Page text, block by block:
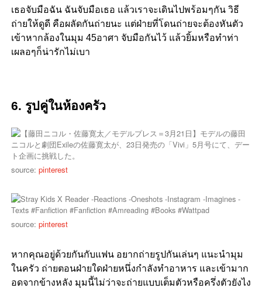
เธอจับมือฉัน ฉันจับมือเธอ แล้วเราจะเดินไปพร้อมๆกัน วิธี
ถ่ายให้ดูดี คือผลัดกันถ่ายนะ แต่ฝ่ายที่โดนถ่ายจะต้องหันตัว
เข้าหากล้องในมุม 45อาศา จับมือกันไว้ แล้วยิ้มหรือทำท่า
เผลอๆก็น่ารักไม่เบา
6. รูปคู่ในห้องครัว
source: pinterest
source: pinterest
หากคุณอยู่ด้วยกันกับแฟน อยากถ่ายรูปกันเล่นๆ แนะนำมุม
ในครัว ถ่ายตอนฝ่ายใดฝ่ายหนึ่งกำลังทำอาหาร และเข้ามาก
อดจากข้างหลัง มุมนี้ไม่ว่าจะถ่ายแบบเต็มตัวหรือครึ่งตัวยังไง